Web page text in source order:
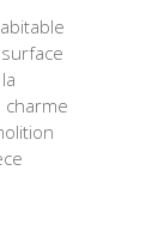
charme